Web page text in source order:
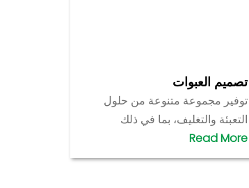
تصميم العبوات
توفير مجموعة متنوعة من حلول
التعبئة والتغليف، بما في ذلك
الزجاجات والأكياس والعبوات
الصغيرة المستقلة وغيرها، ودعم